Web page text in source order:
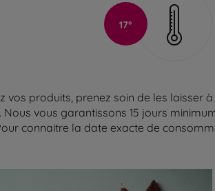
17°
vos produits, prenez soin de les
vous garantissons 15 jours
connaitre la date exacte de